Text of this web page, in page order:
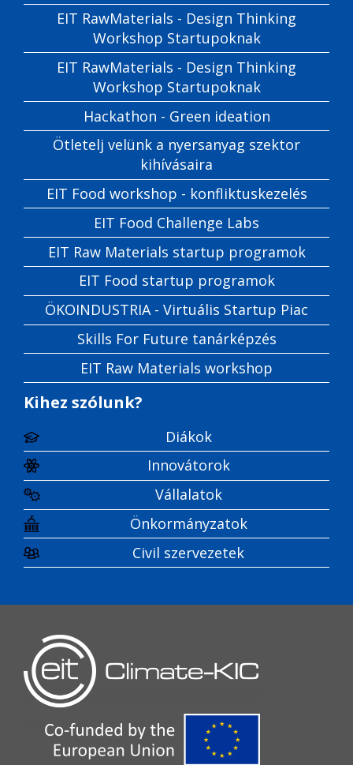
EIT RawMaterials - Design Thinking
Workshop Startupoknak
EIT RawMaterials - Design Thinking
Workshop Startupoknak
Hackathon - Green ideation
Ötletelj velünk a nyersanyag szektor
kihívásaira
EIT Food workshop - konfliktuskezelés
EIT Food Challenge Labs
EIT Raw Materials startup programok
EIT Food startup programok
ÖKOINDUSTRIA - Virtuális Startup Piac
Skills For Future tanárképzés
EIT Raw Materials workshop
Kihez szólunk?
Diákok
Innovátorok
Vállalatok
Önkormányzatok
Civil szervezetek